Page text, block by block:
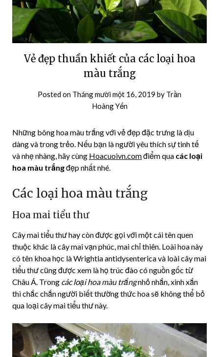
Vẻ đẹp thuần khiết của các loại hoa
màu trắng
Posted on Tháng mười một 16, 2019 by Trần
Hoàng Yến
Những bông hoa màu trắng với vẻ đẹp đặc trưng là dịu
dàng và trong trẻo. Nếu bạn là người yêu thích sự tinh tế
và nhẹ nhàng, hãy cùng Hoacuoivn.comđiểm qua các loại
hoa màu trắngđẹp nhất nhé.
Các loại hoa màu trắng
Hoa mai tiểu thư
Cây mai tiểu thư hay còn được gọi với một cái tên quen
thuộc khác là cây mai vạn phúc, mai chỉ thiên. Loài hoa này
có tên khoa học là Wrightia antidysenterica và loài cây mai
tiểu thư cũng được xem là họ trúc đào có nguồn gốc từ
Châu Á. Trong các loại hoa màu trắngnhỏ nhắn, xinh xắn
thì chắc chắn người biết thường thức hoa sẽ không thể bỏ
qua loại cây mai tiểu thư này.